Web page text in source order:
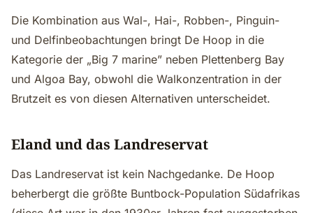
Die Kombination aus Wal-, Hai-, Robben-, Pinguin-
und Delfinbeobachtungen bringt De Hoop in die
Kategorie der „Big 7 marine” neben Plettenberg Bay
und Algoa Bay, obwohl die Walkonzentration in der
Brutzeit es von diesen Alternativen unterscheidet.
Eland und das Landreservat
Das Landreservat ist kein Nachgedanke. De Hoop
beherbergt die größte Buntbock-Population Südafrikas